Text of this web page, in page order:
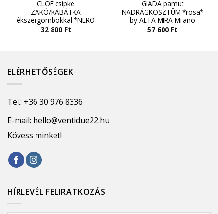
CLOÉ csipke
ZAKÓ/KABÁTKA
ékszergombokkal *NERO
32 800 Ft
GIADA pamut
NADRÁGKOSZTÜM *rosa*
by ALTA MIRA Milano
57 600 Ft
ELÉRHETŐSÉGEK
Tel.: +36 30 976 8336
E-mail: hello@ventidue22.hu
Kövess minket!
HÍRLEVÉL FELIRATKOZÁS